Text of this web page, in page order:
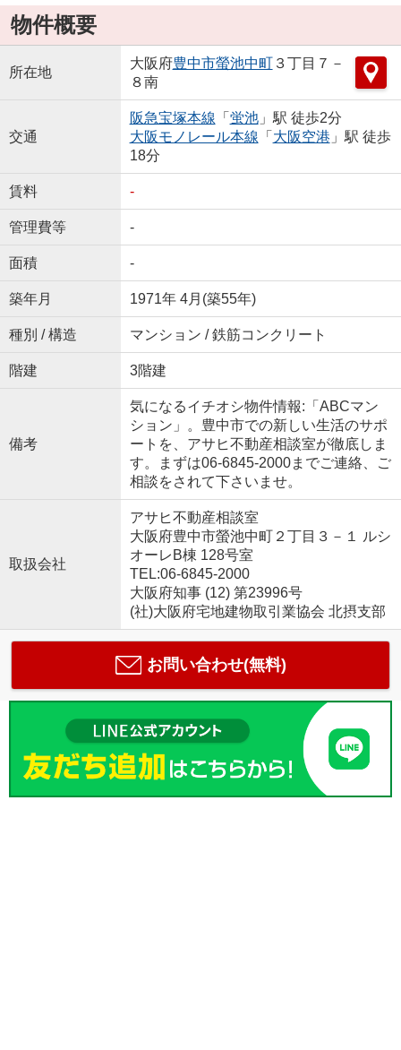
物件概要
所在地
大阪府豊中市螢池中町３丁目７－
８南
交通
阪急宝塚本線 「 蛍池」駅 徒歩2分
大阪モノレール本線 「 大阪空港 」駅 徒歩
18分
賃料 -
管理費等 -
面積 -
築年月 1971年 4月(築55年)
種別 / 構造 マンション / 鉄筋コンクリート
階建 3階建
備考
気になるイチオシ物件情報:「ABCマン
ション」。豊中市での新しい生活のサポ
ートを、アサヒ不動産相談室が徹底しま
す。まずは06-6845-2000までご連絡、ご
相談をされて下さいませ。
取扱会社
アサヒ不動産相談室
大阪府豊中市螢池中町２丁目３－１ ルシ
オーレB棟 128号室
TEL:06-6845-2000
大阪府知事 (12) 第23996号
(社)大阪府宅地建物取引業協会 北摂支部
お問い合わせ(無料)